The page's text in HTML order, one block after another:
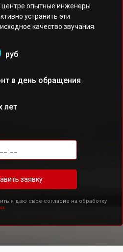
опытные инженеры
устранить эти
качество звучания.
руб
в день обращения
лет
заявку
я даю свое согласие на обработку